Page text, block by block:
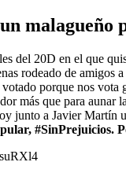
malagueño
del 20D en el que
rodeado de
porque nos vota
más que para aunar
junto a Javier
#SinPrejuicios.